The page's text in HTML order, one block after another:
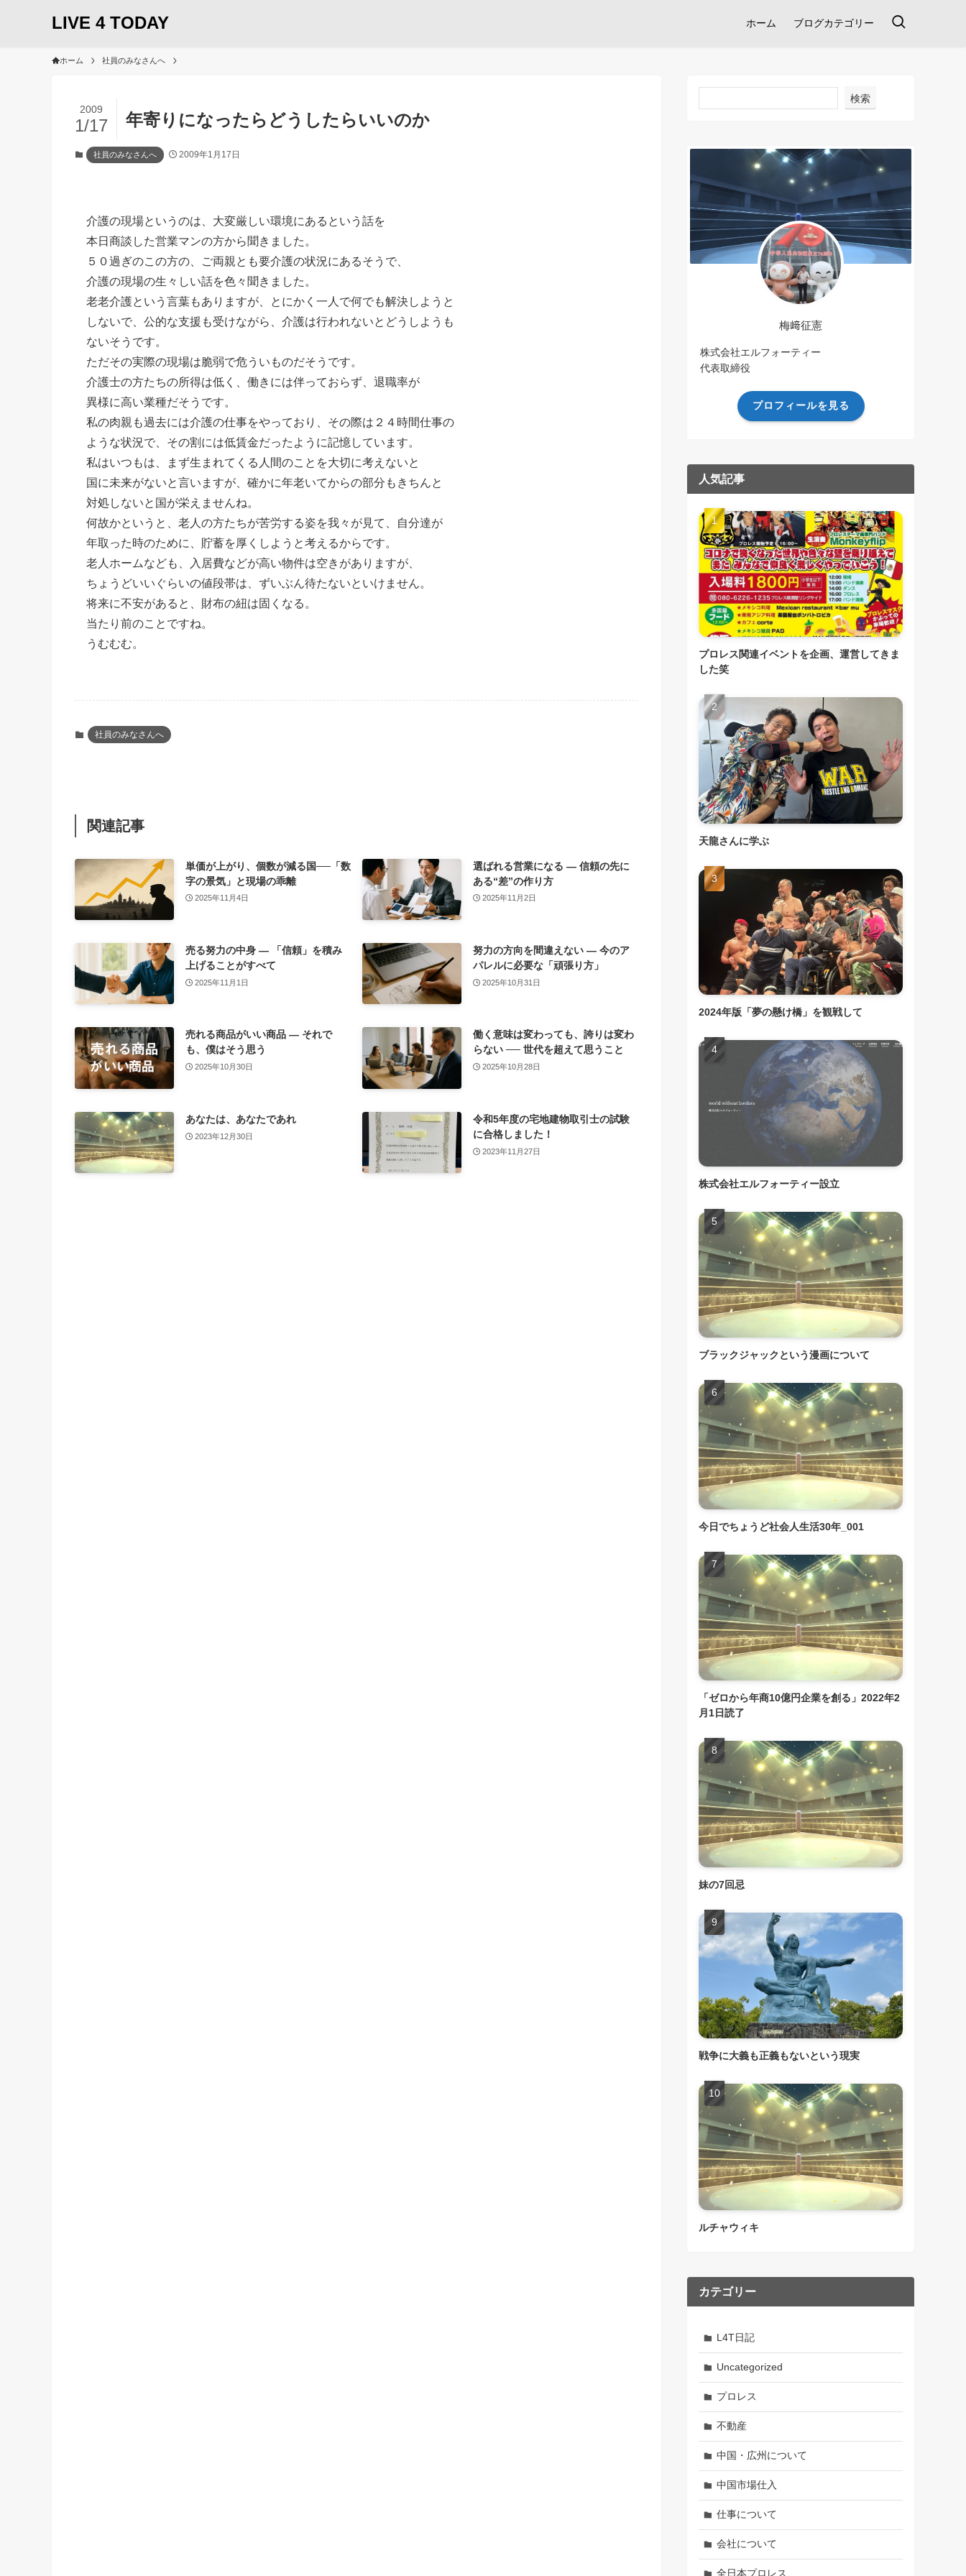
LIVE 4 TODAY ホーム ブログカテゴリー
ホーム 社員のみなさんへ
年寄りになったらどうしたらいいのか
2009
1/17
社員のみなさんへ 2009年1月17日
介護の現場というのは、大変厳しい環境にあるという話を
本日商談した営業マンの方から聞きました。
５０過ぎのこの方の、ご両親とも要介護の状況にあるそうで、
介護の現場の生々しい話を色々聞きました。
老老介護という言葉もありますが、とにかく一人で何でも解決しようと
しないで、公的な支援も受けながら、介護は行われないとどうしようも
ないそうです。
ただその実際の現場は脆弱で危ういものだそうです。
介護士の方たちの所得は低く、働きには伴っておらず、退職率が
異様に高い業種だそうです。
私の肉親も過去には介護の仕事をやっており、その際は２４時間仕事の
ような状況で、その割には低賃金だったように記憶しています。
私はいつもは、まず生まれてくる人間のことを大切に考えないと
国に未来がないと言いますが、確かに年老いてからの部分もきちんと
対処しないと国が栄えませんね。
何故かというと、老人の方たちが苦労する姿を我々が見て、自分達が
年取った時のために、貯蓄を厚くしようと考えるからです。
老人ホームなども、入居費などが高い物件は空きがありますが、
ちょうどいいぐらいの値段帯は、ずいぶん待たないといけません。
将来に不安があると、財布の紐は固くなる。
当たり前のことですね。
うむむむ。
社員のみなさんへ
関連記事
単価が上がり、個数が減る国──「数
字の景気」と現場の乖離
2025年11月4日
選ばれる営業になる ― 信頼の先に
ある“差”の作り方
2025年11月2日
売る努力の中身 ― 「信頼」を積み
上げることがすべて
2025年11月1日
努力の方向を間違えない ― 今のア
パレルに必要な「頑張り方」
2025年10月31日
売れる商品がいい商品 ― それで
も、僕はそう思う
2025年10月30日
働く意味は変わっても、誇りは変わ
らない ── 世代を超えて思うこと
2025年10月28日
あなたは、あなたであれ
2023年12月30日
令和5年度の宅地建物取引士の試験
に合格しました！
2023年11月27日
検索
梅﨑征憲
株式会社エルフォーティー
代表取締役
プロフィールを見る
人気記事
プロレス関連イベントを企画、運営してきま
した笑
天龍さんに学ぶ
2024年版「夢の懸け橋」を観戦して
株式会社エルフォーティー設立
ブラックジャックという漫画について
今日でちょうど社会人生活30年_001
「ゼロから年商10億円企業を創る」2022年2
月1日読了
妹の7回忌
戦争に大義も正義もないという現実
ルチャウィキ
カテゴリー
L4T日記
Uncategorized
プロレス
不動産
中国・広州について
中国市場仕入
仕事について
会社について
全日本プロレス